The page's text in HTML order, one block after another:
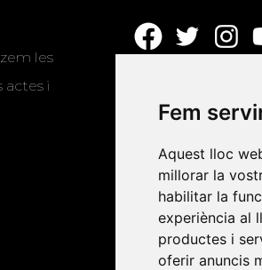
Fem
Aquest lloc
millorar la
habilitar la
experiència al
productes i
oferir anuncis
les
actes i